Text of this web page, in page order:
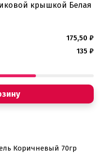
крышкой Белая
175,50 ₽
135 ₽